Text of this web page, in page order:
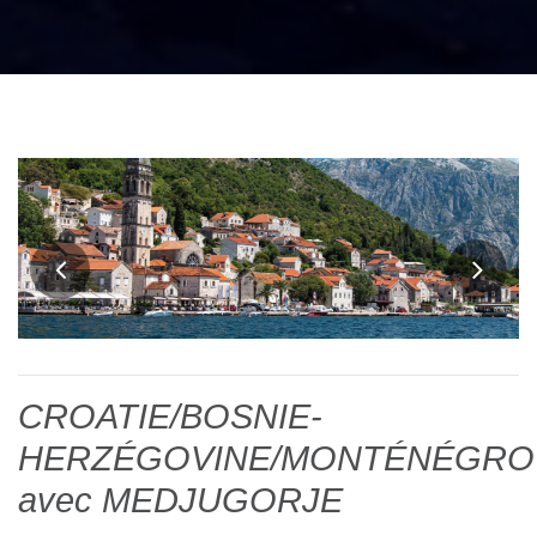
CROATIE/BOSNIE-
HERZÉGOVINE/MONTÉNÉGRO
avec MEDJUGORJE